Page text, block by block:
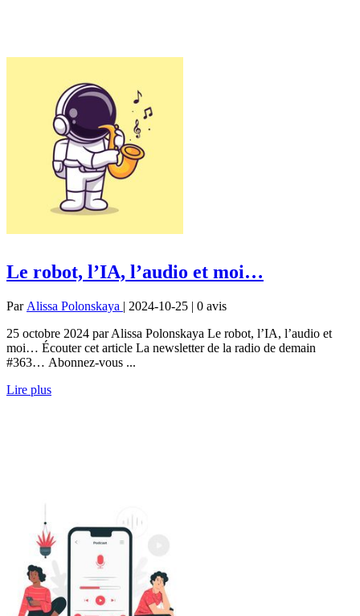
Le robot, l’IA, l’audio et moi…
Par Alissa Polonskaya | 2024-10-25 | 0 avis
25 octobre 2024 par Alissa Polonskaya Le robot, l’IA, l’audio et
moi… Écouter cet article La newsletter de la radio de demain
#363… Abonnez-vous ...
Lire plus